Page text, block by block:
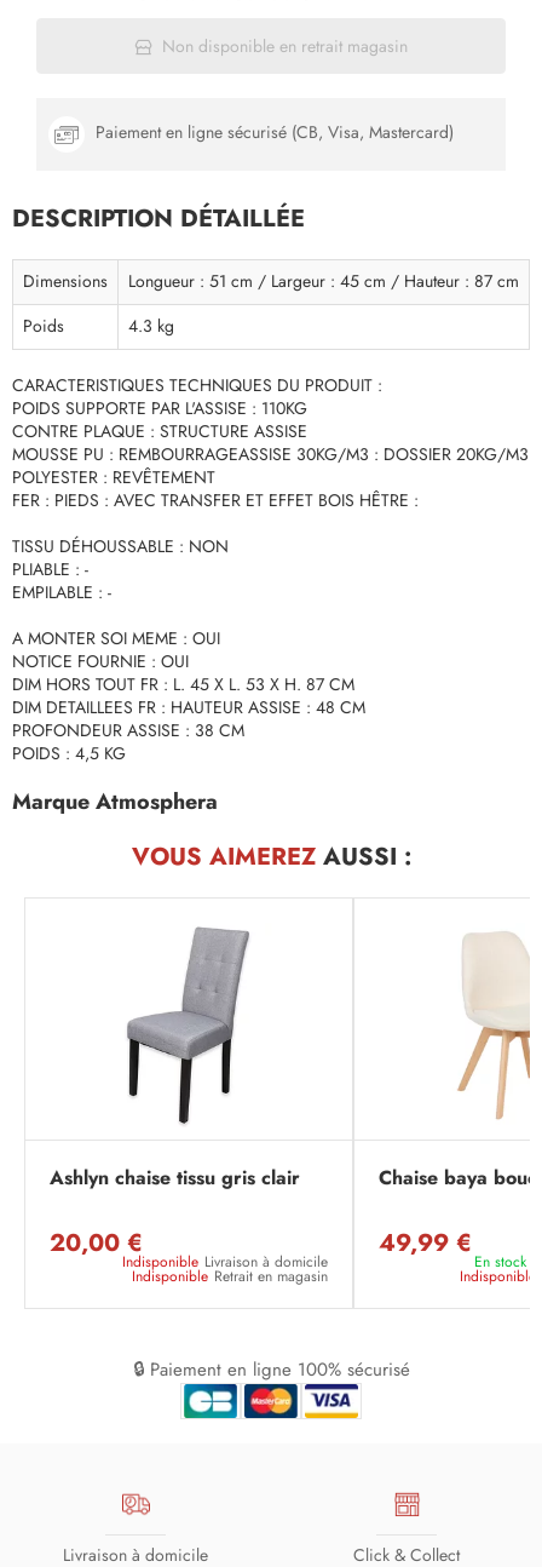
Non disponible en retrait magasin
Paiement en ligne sécurisé (CB, Visa, Mastercard)
DESCRIPTION DÉTAILLÉE
Dimensions
Longueur : 51 cm / Largeur : 45 cm / Hauteur : 87 cm
Poids
4.3 kg
CARACTERISTIQUES TECHNIQUES DU PRODUIT :
POIDS SUPPORTE PAR L'ASSISE : 110KG
CONTRE PLAQUE : STRUCTURE ASSISE
MOUSSE PU : REMBOURRAGEASSISE 30KG/M3 : DOSSIER 20KG/M3
POLYESTER : REVÊTEMENT
FER : PIEDS : AVEC TRANSFER ET EFFET BOIS HÊTRE :
TISSU DÉHOUSSABLE : NON
PLIABLE : -
EMPILABLE : -
A MONTER SOI MEME : OUI
NOTICE FOURNIE : OUI
DIM HORS TOUT FR : L. 45 X L. 53 X H. 87 CM
DIM DETAILLEES FR : HAUTEUR ASSISE : 48 CM
PROFONDEUR ASSISE : 38 CM
POIDS : 4,5 KG
Marque Atmosphera
VOUS AIMEREZAUSSI :
Ashlyn chaise tissu gris clair
20,00 €
Indisponible Livraison à domicile
Indisponible Retrait en magasin
Chaise baya
49,99 €
En stock
Indisponible
🔒 Paiement en ligne 100% sécurisé
Livraison à domicile Click & Collect